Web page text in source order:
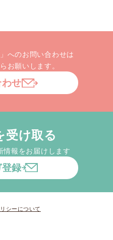
へのお問い合わせは
お願いします。
せ
受け取る
情報をお届けします
録
シーについて